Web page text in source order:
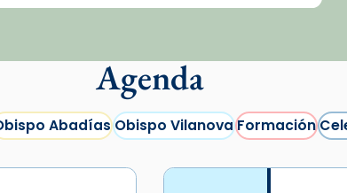
Agenda
AbadíasObispo VilanovaFormación